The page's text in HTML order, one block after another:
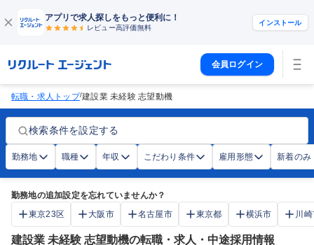
アプリで求人探しをもっと便利に！
レビュー高評価無料
インストール
会員ログイン
転職・求人トップ/建設業 未経験 志望動機
検索条件を設定する
勤務地 職種 年収 こだわり条件 雇用形態 新着のみ
勤務地の追加設定を忘れていませんか？
東京23区
大阪市 名古屋市 東京都 横浜市 川
建設業 未経験 志望動機の転職・求人・中途採用情報